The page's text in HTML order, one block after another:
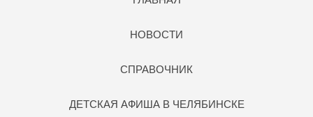
НОВОСТИ
СПРАВОЧНИК
ДЕТСКАЯ АФИША В ЧЕЛЯБИНСКЕ